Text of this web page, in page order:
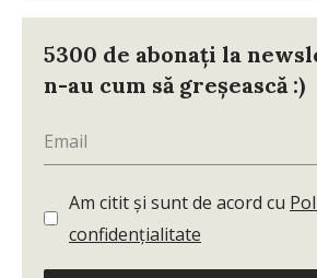
5300 de abonați la
n-au cum să greșească :)
Am citit și sunt de acord cu
confidențialitate